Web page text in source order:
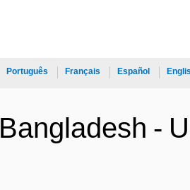
Español
Français
Português
Bangladesh -